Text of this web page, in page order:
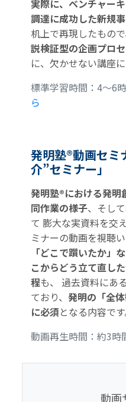
実際に、ベンチャー
調達に成功した新規
机上で再現したもの
説検証型の企画プロ
に、欠かせない講座に
標準学習時間：4～6
ら
発明塾®動画セミ
介”セミナー」
発明塾®における発明
同作業の様子、そして
て 膨大な実資料を交
ミナーの動画を視聴い
「どこで躓いたか」
こからどう立て直し
程も、
過去資料にあ
ており、発明の「全
に必須となる内容です
動画再生時間：約3時
動画